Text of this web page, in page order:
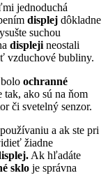
jednoduchá
displej dôkladne
suchou
displeji neostali
vzduchové bubliny.
ochranné
tak, ako sú na ňom
či svetelný senzor.
a ak ste pri
žiadne
Ak hľadáte
sklo je správna